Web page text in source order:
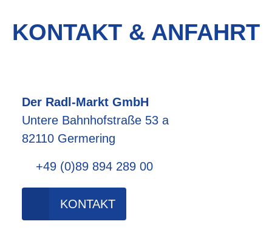
KONTAKT & ANFAHRT
Der Radl-Markt GmbH
Untere Bahnhofstraße 53 a
82110 Germering
+49 (0)89 894 289 00
KONTAKT